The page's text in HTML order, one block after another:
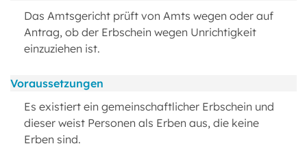
Das Amtsgericht prüft von Amts wegen oder auf
Antrag, ob der Erbschein wegen Unrichtigkeit
einzuziehen ist.
Voraussetzungen
Es existiert ein gemeinschaftlicher Erbschein und
dieser weist Personen als Erben aus, die keine
Erben sind.